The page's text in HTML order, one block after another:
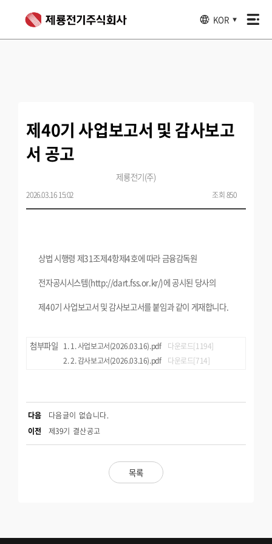
KOR ▼
제40기 사업보고서 및 감사보고
서 공고
제룡전기(주)
2026.03.16 15:02 조회 850
상법 시행령 제31조제4항제4호에 따라 금융감독원
전자공시시스템(http://dart.fss.or.kr/)에 공시된 당사의
제40기 사업보고서 및 감사보고서를 붙임과 같이 게재합니다.
첨부파일 1. 사업보고서(2026.03.16).pdf
다운로드[1194]
2. 감사보고서(2026.03.16).pdf
다운로드[714]
목록
다음
다음글이 없습니다.
이전 제39기 결산공고